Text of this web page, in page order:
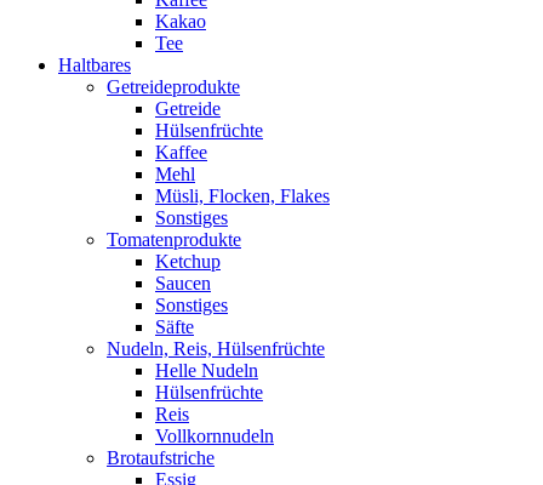
Kakao
Tee
Haltbares
Getreideprodukte
Getreide
Hülsenfrüchte
Kaffee
Mehl
Müsli, Flocken, Flakes
Sonstiges
Tomatenprodukte
Ketchup
Saucen
Sonstiges
Säfte
Nudeln, Reis, Hülsenfrüchte
Helle Nudeln
Hülsenfrüchte
Reis
Vollkornnudeln
Brotaufstriche
Essig